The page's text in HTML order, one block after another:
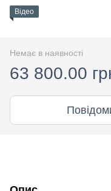
Відео
Немає в наявності
63 800.00